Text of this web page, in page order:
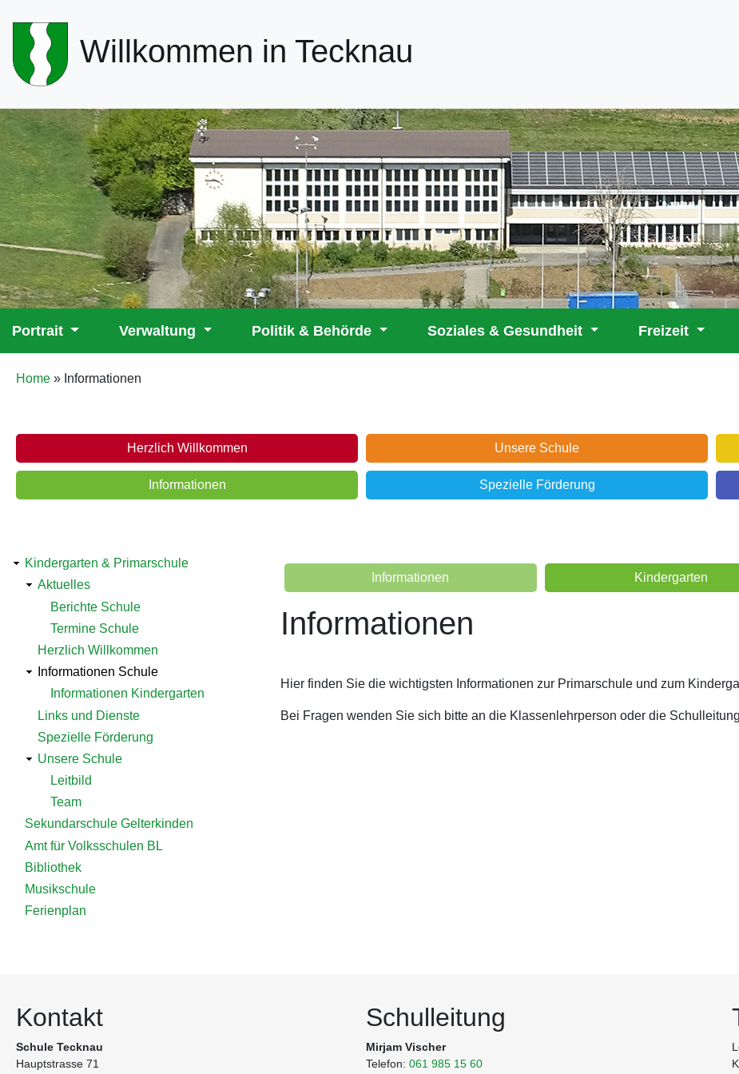
Header-
NavigationWillkommen in Tecknau
Hauptnavigation
Portrait Verwaltung Politik & Behörde Soziales & Gesundheit Freizeit
Pfadnavigation
Home Informationen
Schule Herzlich Willkommen Unsere Schule
Informationen Spezielle Förderung
Detailnavigation
Bildung
Kindergarten & Primarschule
Aktuelles
Berichte Schule
Termine Schule
Herzlich Willkommen
Informationen Schule
Informationen Kindergarten
Links und Dienste
Spezielle Förderung
Unsere Schule
Leitbild
Team
Sekundarschule Gelterkinden
Amt für Volksschulen BL
Bibliothek
Musikschule
Ferienplan
Schule
Informationen
Informationen Kindergarten
Informationen
Hier finden Sie die wichtigsten Informationen zur Primarschule und zum
Bei Fragen wenden Sie sich bitte an die Klassenlehrperson oder die
Kontakt
Schule Tecknau
Hauptstrasse 71
Schulleitung
Mirjam Vischer
Telefon: 061 985 15 60